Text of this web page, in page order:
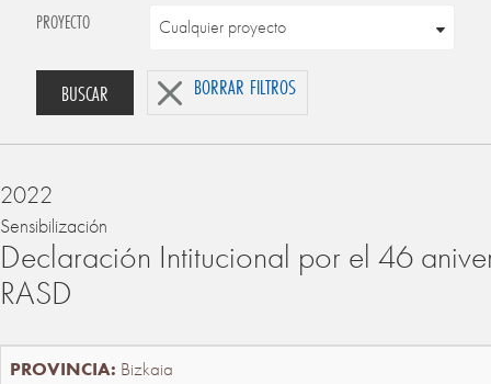
PROYECTO
BUSCAR BORRAR FILTROS
2022
Sensibilización
Declaración Intitucional por el 46
RASD
Bizkaia